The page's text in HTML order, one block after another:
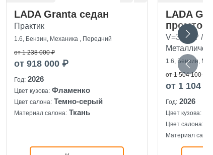
LADA Granta седан
Практик
1.6, Бензин, Механика , Передний
от 1 238 000 ₽
от 918 000 ₽
Год: 2026
Цвет кузова: Фламенко
Цвет салона: Темно-серый
Материал салона: Ткань
LADA
V=3,9 м? /
1.6, Бензин,
от 1 504 100 ₽
от 1 104
Год: 2026
Цвет кузова:
Цвет салона:
Материал